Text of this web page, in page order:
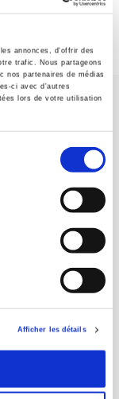
annonces, d'offrir des
trafic. Nous partageons
nos partenaires de médias
ci avec d'autres
lors de votre utilisation
Afficher les détails
et sociales, les
création en 1976